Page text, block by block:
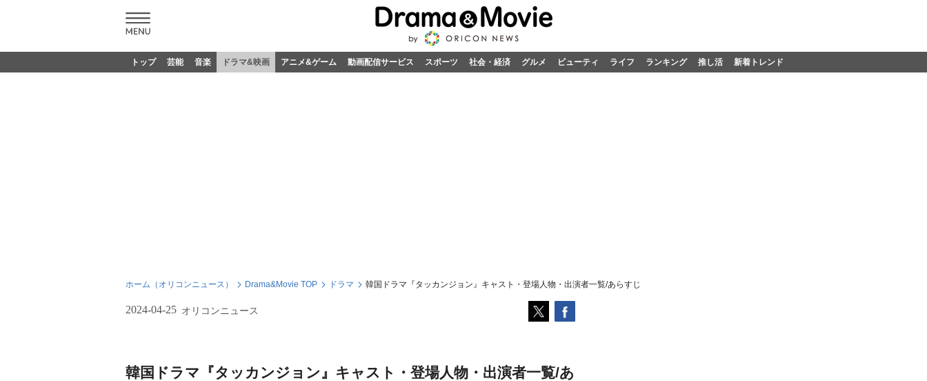
トップ 芸能 音楽 ドラマ&映画 アニメ&ゲーム 動画配信サービス スポーツ 社会・経済 グルメ ビューティ ライフ ランキング 推し活 新着トレンド
ホーム（オリコンニュース） Drama&Movie TOP ドラマ 韓国ドラマ『タッカンジョン』キャスト・登場人物・出演者一覧/あらすじ
2024-04-25 オリコンニュース
韓国ドラマ『タッカンジョン』キャスト・登場人物・出演者一覧/あ